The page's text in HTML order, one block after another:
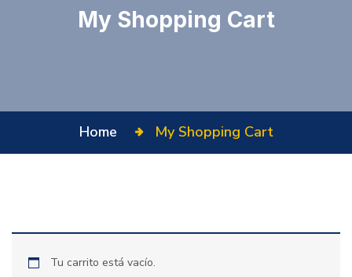
My Shopping Cart
Home My Shopping Cart
Tu carrito está vacío.